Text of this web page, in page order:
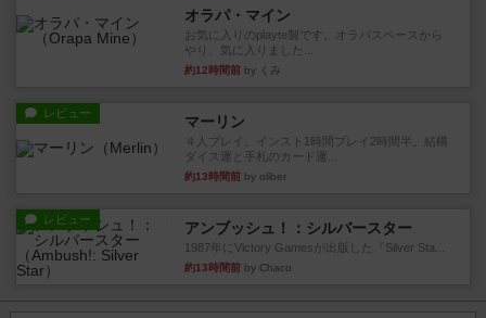
オラパ・マイン
お気に入りのplayte製です。オラパスペースから
やり、気に入りました...
約12時間前 by くみ
レビュー マーリン
４人プレイ。インスト1時間プレイ2時間半。結構
ダイス運と手札のカード運...
約13時間前 by oliber
レビュー アンブッシュ！：シルバースター
1987年にVictory Gamesが出版した『Silver Sta...
約13時間前 by Chaco